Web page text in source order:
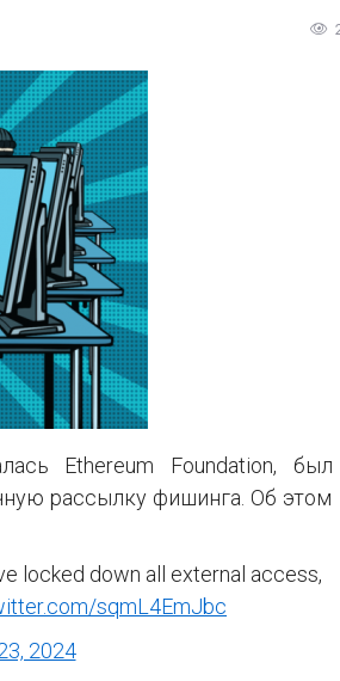
Ethereum Foundation, был
рассылку фишинга. Об этом
locked down all external access,
sqmL4EmJbc
2024